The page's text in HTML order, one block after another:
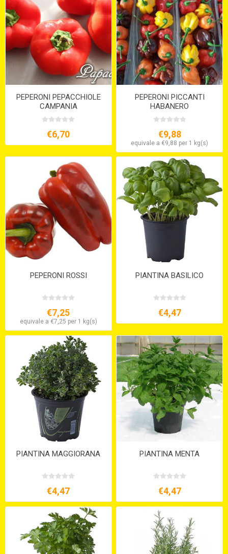
PEPERONI PEPACCHIOLE
CAMPANIA
€6,70
PEPERONI PICCANTI
HABANERO
€9,88
equivale a €9,88 per 1 kg(s)
PEPERONI ROSSI
€7,25
equivale a €7,25 per 1 kg(s)
PIANTINA BASILICO
€4,47
PIANTINA MAGGIORANA
€4,47
PIANTINA MENTA
€4,47